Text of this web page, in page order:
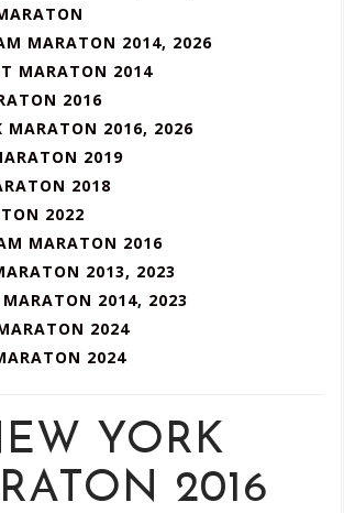
MARATON 2014, 2026
MARATON 2014
2016
MARATON 2016, 2026
2019
2018
2022
MARATON 2016
2013, 2023
2014, 2023
2024
2024
YORK
2016